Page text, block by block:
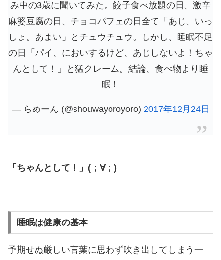
み中の3歳に聞いてみた。餃子食べ放題の日、激辛
麻婆豆腐の日、チョコパフェの日全て「あじ、いっ
しょ。あまい」とチュウチュウ。しかし、睡眠不足
の日「パイ、においするけど、あじしないよ！ちゃ
んとして！」と猛クレーム。結論、食べ物より睡
眠！
— らめーん (@shouwayoroyoro) 2017年12月24日
「ちゃんとして！」(；∀；)
睡眠は健康の基本
予期せぬ厳しい言葉に思わず吹き出してしまう一